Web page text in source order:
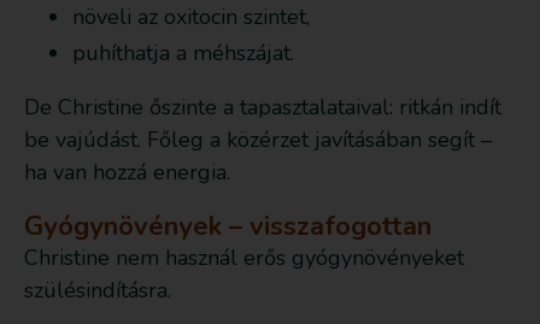
növeli az oxitocin szintet,
puhíthatja a méhszájat.
De Christine őszinte a tapasztalataival: ritkán indít
be vajúdást. Főleg a közérzet javításában segít –
ha van hozzá energia.
Gyógynövények – visszafogottan
Christine nem használ erős gyógynövényeket
szülésindításra.